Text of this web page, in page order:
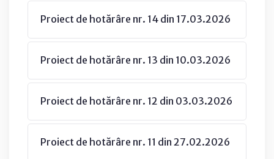
Proiect de hotărâre nr. 14 din 17.03.2026
Proiect de hotărâre nr. 13 din 10.03.2026
Proiect de hotărâre nr. 12 din 03.03.2026
Proiect de hotărâre nr. 11 din 27.02.2026